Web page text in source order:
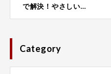
で解決！やさしい…
Category
この「宝の時期」をぜ
な、と願います。
ママ向けにかなり、お